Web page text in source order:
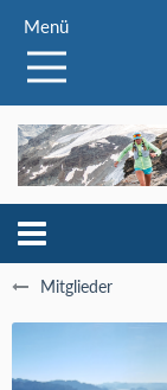
Menü
Mitglieder